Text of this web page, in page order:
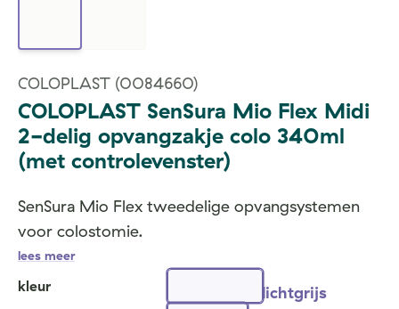
COLOPLAST (0084660)
COLOPLAST SenSura Mio Flex Midi
2-delig opvangzakje colo 340ml
(met controlevenster)
SenSura Mio Flex tweedelige opvangsystemen
voor colostomie.
lees meer
kleur lichtgrijs